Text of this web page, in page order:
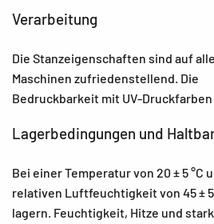
Verarbeitung
Die Stanzeigenschaften sind auf
Maschinen zufriedenstellend. Die
Bedruckbarkeit mit UV-
Lagerbedingungen und
Bei einer Temperatur von 20 ± 5 °C
relativen Luftfeuchtigkeit von 45 ±
lagern. Feuchtigkeit, Hitze und